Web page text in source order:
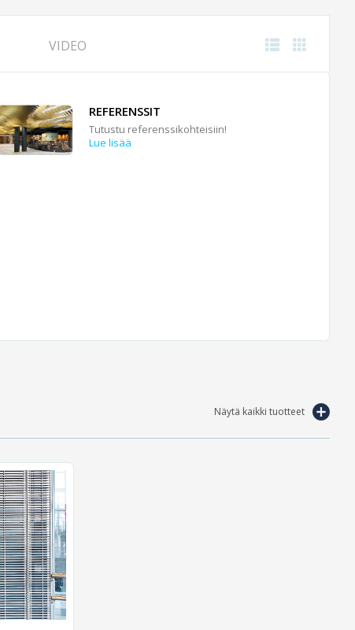
VIDEO
REFERENSSIT
Tutustu referenssikohteisiin!
Lue lisää
Näytä kaikki tuotteet